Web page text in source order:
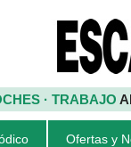
· TRABAJO
Ofertas y